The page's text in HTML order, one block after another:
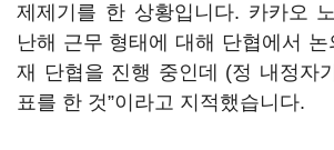
제제기를 한 상황입니다. 카카오
난해 근무 형태에 대해 단협에서
재 단협을 진행 중인데 (정 내정자
표를 한 것”이라고 지적했습니다.